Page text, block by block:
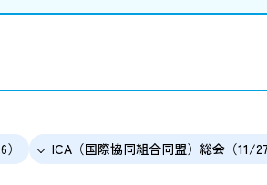
ICA（国際協同組合同盟）総会（11/27